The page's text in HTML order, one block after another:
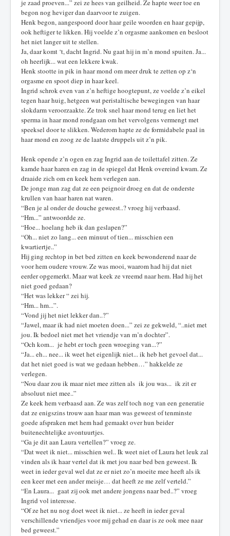
je zaad proeven...” zei ze hees van geilheid. Ze hapte weer toe en
begon nog heviger dan daarvoor te zuigen.
Henk begon, aangespoord door haar geile woorden en haar gepijp,
ook heftiger te likken. Hij voelde z’n orgasme aankomen en besloot
het niet langer uit te stellen.
Ja, daar komt ‘t, dacht Ingrid. Nu gaat hij in m’n mond spuiten. Ja...
oh heerlijk... wat een lekkere kwak.
Henk stootte in pik in haar mond om meer druk te zetten op z‘n
orgasme en spoot diep in haar keel.
Ingrid schrok even van z’n heftige hoogtepunt, ze voelde z’n eikel
tegen haar huig, hetgeen wat peristaltische bewegingen van haar
slokdarm veroorzaakte. Ze trok snel haar mond terug en liet het
sperma in haar mond rondgaan om het vervolgens vermengt met
speeksel door te slikken. Wederom hapte ze de formidabele paal in
haar mond en zoog ze de laatste druppels uit z’n pik.
Henk opende z’n ogen en zag Ingrid aan de toilettafel zitten. Ze
kamde haar haren en zag in de spiegel dat Henk overeind kwam. Ze
draaide zich om en keek hem verlegen aan.
De jonge man zag dat ze een peignoir droeg en dat de onderste
krullen van haar haren nat waren.
“Ben je al onder de douche geweest..? vroeg hij verbaasd.
“Hm...” antwoordde ze.
“Hoe... hoelang heb ik dan geslapen?”
“Oh... niet zo lang... een minuut of tien... misschien een
kwartiertje..”
Hij ging rechtop in bet bed zitten en keek bewonderend naar de
voor hem oudere vrouw. Ze was mooi, waarom had hij dat niet
eerder opgemerkt. Maar wat keek ze vreemd naar hem. Had hij het
niet goed gedaan?
“Het was lekker “ zei hij.
“Hm... hm...”.
“Vond jij het niet lekker dan..?”
“Jawel, maar ik had niet moeten doen...” zei ze gekweld, “..niet met
jou. Ik bedoel niet met het vriendje van m’n dochter”.
“Och kom... je hebt er toch geen wroeging van...?”
“Ja... eh... nee... ik weet het eigenlijk niet... ik heb het gevoel dat...
dat het niet goed is wat we gedaan hebben…” hakkelde ze
verlegen.
“Nou daar zou ik maar niet mee zitten als ik jou was... ik zit er
absoluut niet mee..”
Ze keek hem verbaasd aan. Ze was zelf toch nog van een generatie
dat ze enigszins trouw aan haar man was geweest of tenminste
goede afspraken met hem had gemaakt over hun beider
buitenechtelijke avontuurtjes.
“Ga je dit aan Laura vertellen?” vroeg ze.
“Dat weet ik niet... misschien wel.. Ik weet niet of Laura het leuk zal
vinden als ik haar vertel dat ik met jou naar bed ben geweest. Ik
weet in ieder geval wel dat ze er niet zo’n moeite mee heeft als ik
een keer met een ander meisje… dat heeft ze me zelf verteld.”
“En Laura... gaat zij ook met andere jongens naar bed..?” vroeg
Ingrid vol interesse.
“Of ze het nu nog doet weet ik niet... ze heeft in ieder geval
verschillende vriendjes voor mij gehad en daar is ze ook mee naar
bed geweest.”